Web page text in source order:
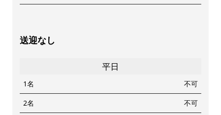
送迎なし
平日
1名 不可
2名 不可